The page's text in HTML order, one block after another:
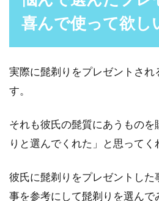
喜んで使って欲し
実際に髭剃りをプレゼントされ
す。
それも彼氏の髭質にあうもの
りと選んでくれた」と思ってく
彼氏に髭剃りをプレゼントし
事を参考にして髭剃りを選んで